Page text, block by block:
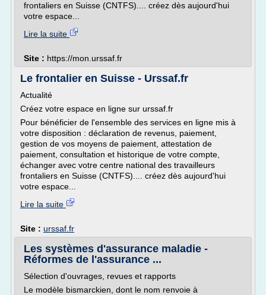
frontaliers en Suisse (CNTFS).... créez dès aujourd'hui
votre espace...
Lire la suite
Site : https://mon.urssaf.fr
Le frontalier en Suisse - Urssaf.fr
Actualité
Créez votre espace en ligne sur urssaf.fr
Pour bénéficier de l'ensemble des services en ligne mis à
votre disposition : déclaration de revenus, paiement,
gestion de vos moyens de paiement, attestation de
paiement, consultation et historique de votre compte,
échanger avec votre centre national des travailleurs
frontaliers en Suisse (CNTFS).... créez dès aujourd'hui
votre espace...
Lire la suite
Site : urssaf.fr
Les systèmes d'assurance maladie -
Réformes de l'assurance ...
Sélection d'ouvrages, revues et rapports
Le modèle bismarckien, dont le nom renvoie à